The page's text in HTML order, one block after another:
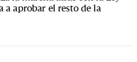
a aprobar el resto de la